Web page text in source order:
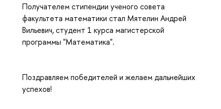
Получателем стипендии ученого совета
факультета математики стал Мятелин Андрей
Вильевич, студент 1 курса магистерской
программы "Математика".
Поздравляем победителей и желаем дальнейших
успехов!